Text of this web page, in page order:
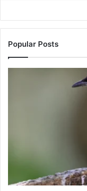
Popular Posts